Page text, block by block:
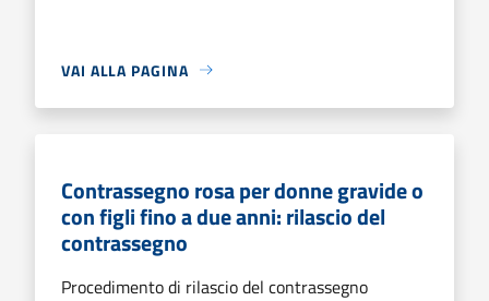
VAI ALLA PAGINA
Contrassegno rosa per donne gravide o
con figli fino a due anni: rilascio del
contrassegno
Procedimento di rilascio del contrassegno